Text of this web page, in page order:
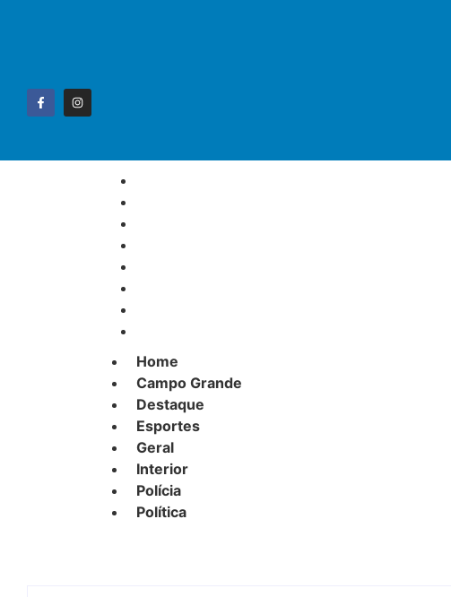
Home
Campo Grande
Destaque
Esportes
Geral
Interior
Polícia
Política